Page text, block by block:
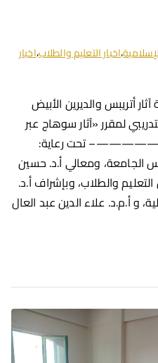
،اخبار التعليم والطلاب،اخبار
أتريبس والديرين الأبيض
لمقرر «آثار سوهاج عبر
تحت رعاية:
الجامعة، ومعالي أ.د. حسين
والطلاب، وبإشراف أ.د.
و أ.م.د. علاء الدين عبد العال